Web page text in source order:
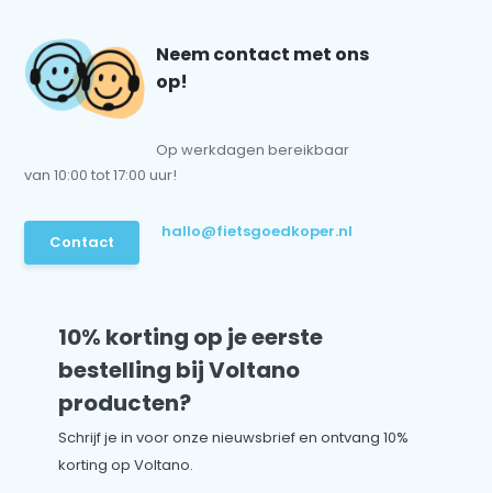
Neem contact met ons
op!
Op werkdagen bereikbaar
van 10:00 tot 17:00 uur!
Contact
hallo@fietsgoedkoper.nl
10% korting op je eerste
bestelling bij Voltano
producten?
Schrijf je in voor onze nieuwsbrief en ontvang 10%
korting op Voltano.